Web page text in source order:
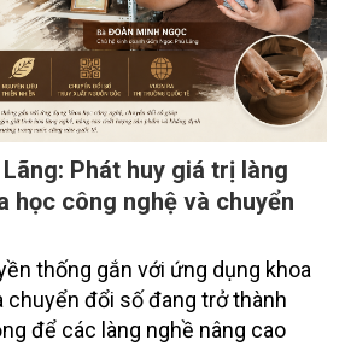
Phát huy giá trị làng
học công nghệ và chuyển
thống gắn với ứng dụng khoa
chuyển đổi số đang trở thành
để các làng nghề nâng cao